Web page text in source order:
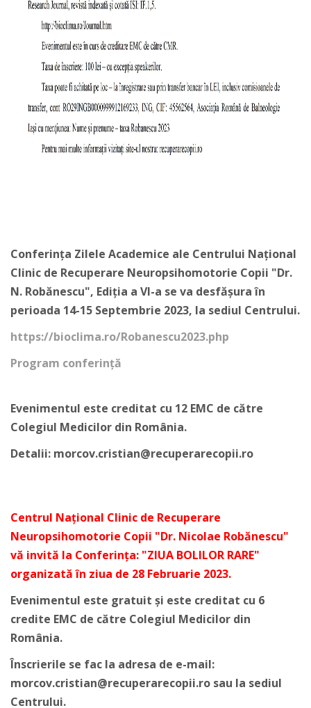
Conferința Zilele Academice ale Centrului Național
Clinic de Recuperare Neuropsihomotorie Copii "Dr.
N. Robănescu", Ediția a VI-a se va desfășura în
perioada 14-15 Septembrie 2023, la sediul Centrului.
https://bioclima.ro/Robanescu2023.php
Program conferință
Evenimentul este creditat cu 12 EMC de către
Colegiul Medicilor din România.
Detalii: morcov.cristian@recuperarecopii.ro
Centrul Național Clinic de Recuperare
Neuropsihomotorie Copii "Dr. Nicolae Robănescu"
vă invită la Conferința: "ZIUA BOLILOR RARE"
organizată în ziua de 28 Februarie 2023.
Evenimentul este gratuit și este creditat cu 6
credite EMC de către Colegiul Medicilor din
România.
Înscrierile se fac la adresa de e-mail:
morcov.cristian@recuperarecopii.ro sau la sediul
Centrului.